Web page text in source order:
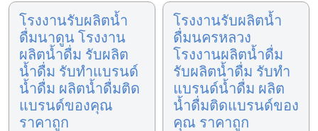
โรงงานรับผลิตน้ำ
ดื่มนาดูน โรงงาน
ผลิตน้ำดื่ม รับผลิต
น้ำดื่ม รับทำแบรนด์
น้ำดื่ม ผลิตน้ำดื่มติด
แบรนด์ของคุณ
ราคาถูก
โรงงานรับผลิตน้ำ
ดื่มนครหลวง
โรงงานผลิตน้ำดื่ม
รับผลิตน้ำดื่ม รับทำ
แบรนด์น้ำดื่ม ผลิต
น้ำดื่มติดแบรนด์ของ
คุณ ราคาถูก